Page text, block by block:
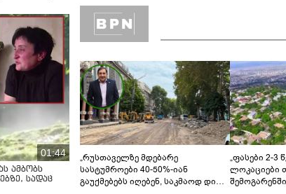
01:44
ამბობს
სადაც
ლაბირინთები?
„რუსთაველზე მდებარე
სასტუმროები 40-50%-იან
გაუქმებებს იღებენ, საკმაოდ დიდი
„ფასები 2-3
ლოკაციები